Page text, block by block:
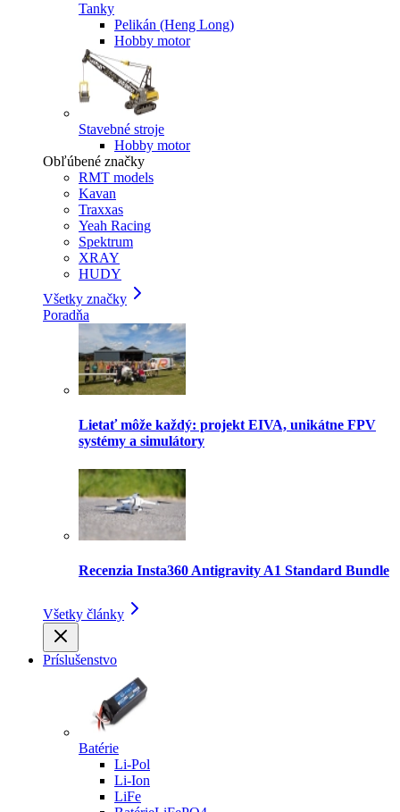
Tanky
Pelikán (Heng Long)
Hobby motor
Stavebné stroje
Hobby motor
Obľúbené značky
RMT models
Kavan
Traxxas
Yeah Racing
Spektrum
XRAY
HUDY
Všetky značky
Poradňa
Lietať môže každý: projekt EIVA, unikátne FPV
systémy a simulátory
Recenzia Insta360 Antigravity A1 Standard Bundle
Všetky články
Príslušenstvo
Batérie
Li-Pol
Li-Ion
LiFe